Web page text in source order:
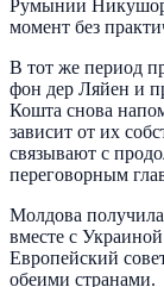
Румынии Никушор
момент без
В тот же период
фон дер Ляйен и
Кошта снова
зависит от их
связывают с
переговорным
Молдова
вместе с
Европейский
обеими странами.